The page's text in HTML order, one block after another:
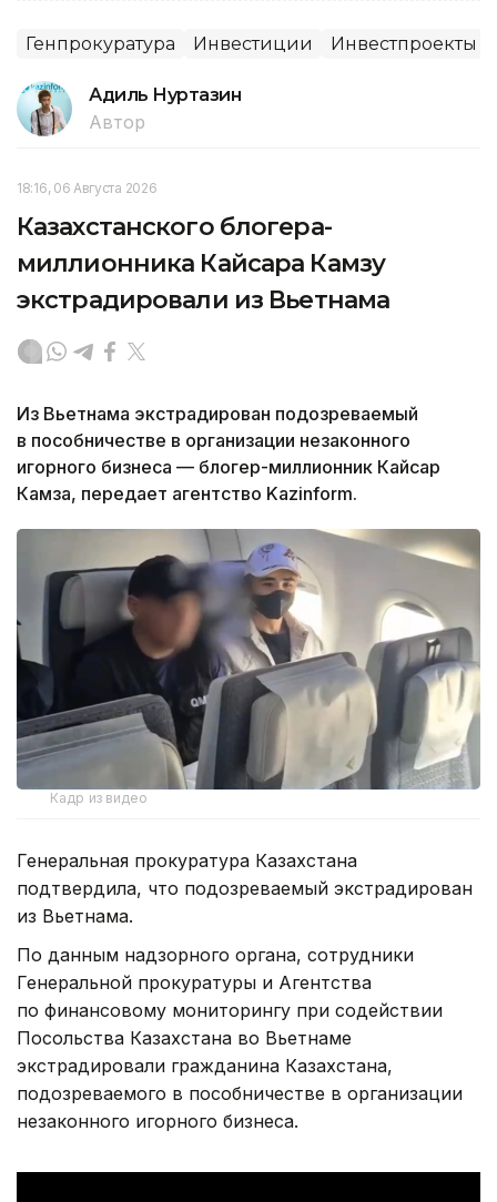
Генпрокуратура Инвестиции Инвестпроекты
Адиль Нуртазин
Автор
18:16, 06 Августа 2026
Казахстанского блогера-
миллионника Кайсара Камзу
экстрадировали из Вьетнама
Из Вьетнама экстрадирован подозреваемый
в пособничестве в организации незаконного
игорного бизнеса — блогер-миллионник Кайсар
Камза, передает агентство Kazinform.
Кадр из видео
Генеральная прокуратура Казахстана
подтвердила, что подозреваемый экстрадирован
из Вьетнама.
По данным надзорного органа, сотрудники
Генеральной прокуратуры и Агентства
по финансовому мониторингу при содействии
Посольства Казахстана во Вьетнаме
экстрадировали гражданина Казахстана,
подозреваемого в пособничестве в организации
незаконного игорного бизнеса.